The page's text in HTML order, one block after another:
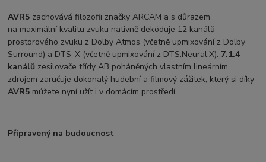
AVR5 zachovává filozofii značky ARCAM a s důrazem
na maximální kvalitu zvuku nativně dekóduje 12 kanálů
prostorového zvuku z Dolby Atmos (včetně upmixování z Dolby
Surround) a DTS-X (včetně upmixování z DTS:Neural:X). 7.1.4
kanálů zesilovače třídy AB poháněných vlastním lineárním
zdrojem zaručuje dokonalý hudební a filmový zážitek, který si díky
AVR5 múžete nyní užít i v domácím prostředí.
Připravený na budoucnost